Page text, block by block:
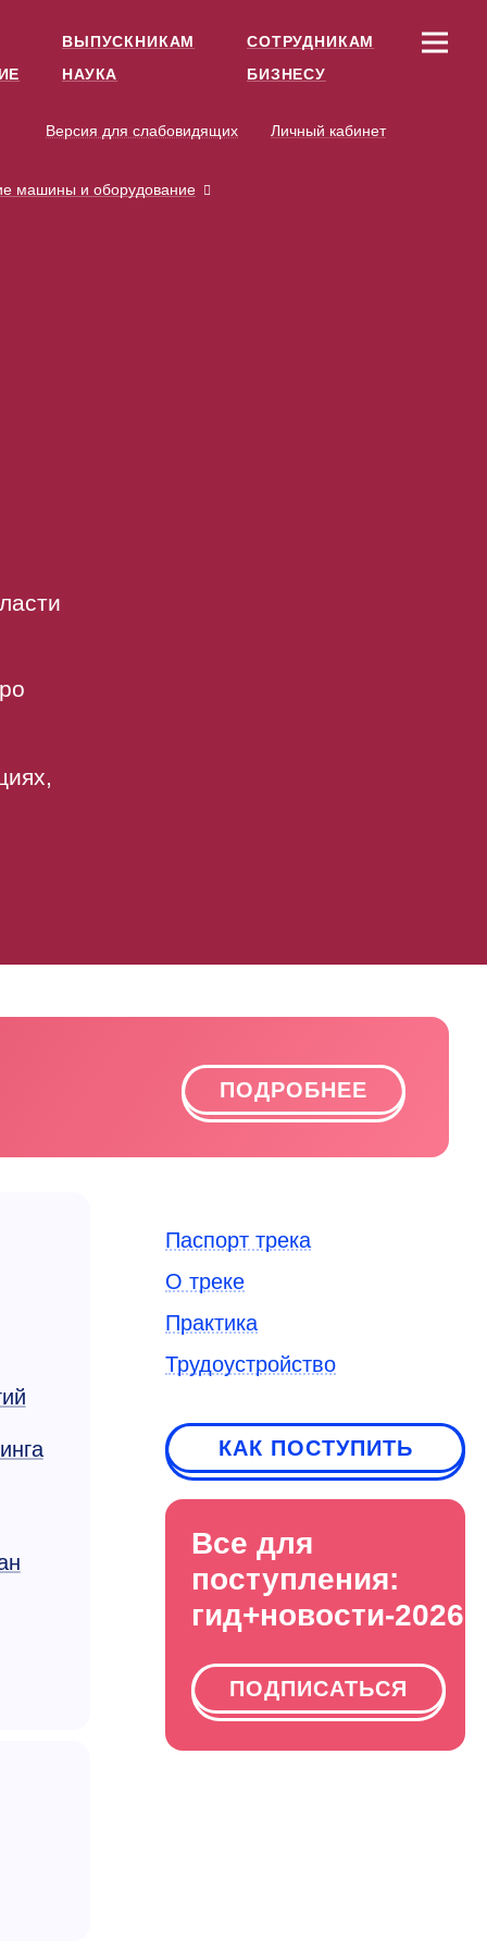
ВЫПУСКНИКАМ
СОТРУДНИКАМ
НАУКА БИЗНЕСУ
Версия для слабовидящих Личный кабинет
машины и оборудование
ПОДРОБНЕЕ
Паспорт трека
О треке
Практика
Трудоустройство
КАК ПОСТУПИТЬ
Все для
поступления:
гид+новости-2026
ПОДПИСАТЬСЯ